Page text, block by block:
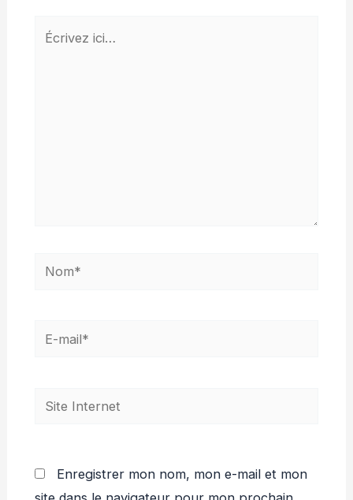
Écrivez
Nom*
E-
Site
Enregistrer mon nom, mon e-mail et mon